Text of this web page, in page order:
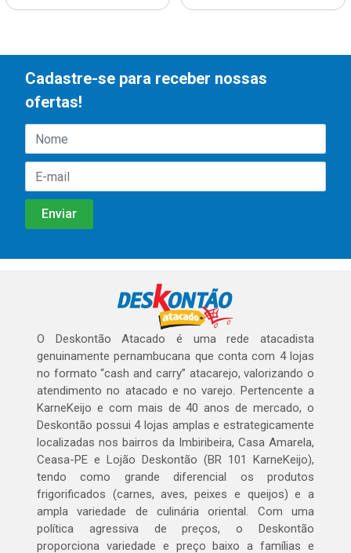
Cadastre-se para receber nossas
ofertas!
O Deskontão Atacado é uma rede atacadista
genuinamente pernambucana que conta com 4 lojas
no formato “cash and carry” atacarejo, valorizando o
atendimento no atacado e no varejo. Pertencente a
KarneKeijo e com mais de 40 anos de mercado, o
Deskontão possui 4 lojas amplas e estrategicamente
localizadas nos bairros da Imbiribeira, Casa Amarela,
Ceasa-PE e Lojão Deskontão (BR 101 KarneKeijo),
tendo como grande diferencial os produtos
frigorificados (carnes, aves, peixes e queijos) e a
ampla variedade de culinária oriental. Com uma
política agressiva de preços, o Deskontão
proporciona variedade e preço baixo a famílias e